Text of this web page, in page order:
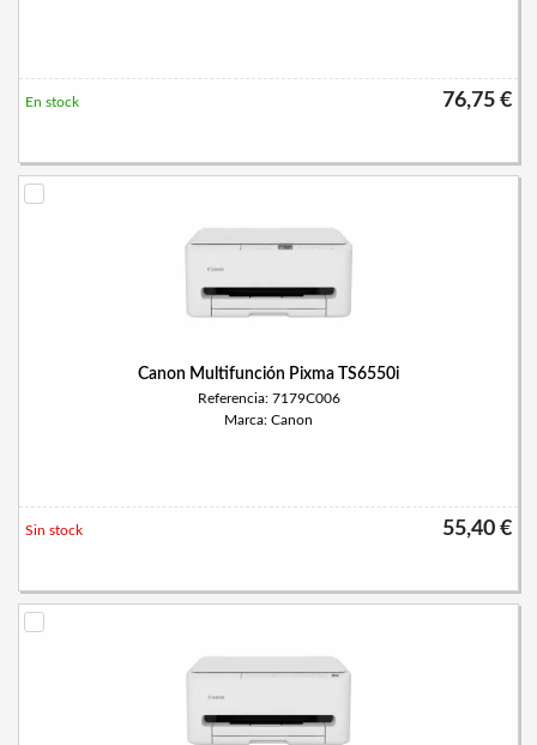
76,75 €
En stock
Canon Multifunción Pixma TS6550i
Referencia: 7179C006
Marca: Canon
55,40 €
Sin stock